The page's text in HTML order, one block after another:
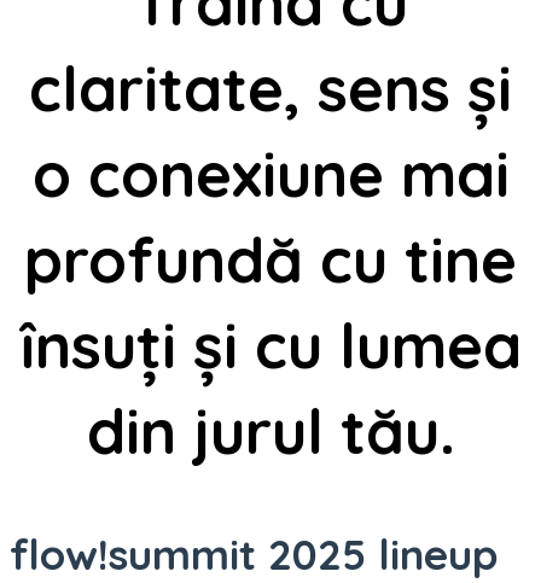
claritate, sens și
o conexiune mai
profundă cu tine
însuți și cu lumea
din jurul tău.
flow!summit 2025 lineup